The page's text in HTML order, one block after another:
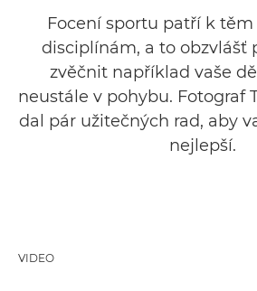
Focení sportu patří k
disciplínám, a to obzvlášť
zvěčnit například vaše
neustále v pohybu. Fotograf
dal pár užitečných rad, aby
nejlepší.
VIDEO